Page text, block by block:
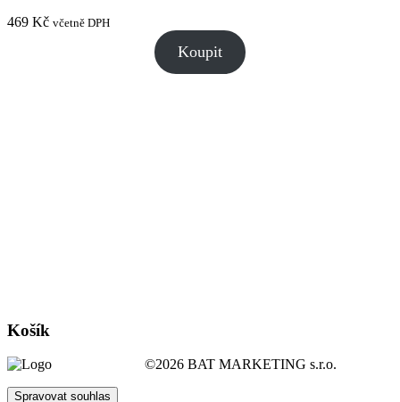
469 Kč včetně DPH
Koupit
Košík
©2026 BAT MARKETING s.r.o.
Spravovat souhlas